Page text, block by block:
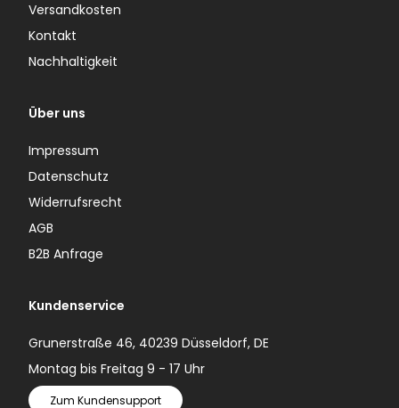
Versandkosten
Kontakt
Nachhaltigkeit
Über uns
Impressum
Datenschutz
Widerrufsrecht
AGB
B2B Anfrage
Kundenservice
Grunerstraße 46, 40239 Düsseldorf, DE
Montag bis Freitag 9 - 17 Uhr
Zum Kundensupport